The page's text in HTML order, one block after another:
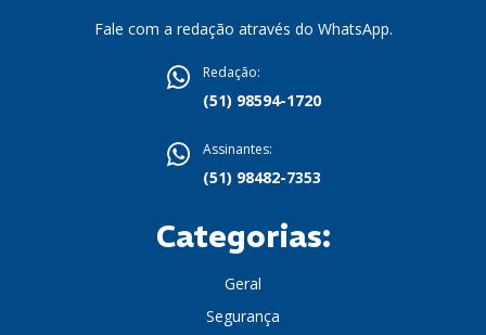
Fale com a redação através do WhatsApp.
Redação:
(51) 98594-1720
Assinantes:
(51) 98482-7353
Categorias:
Geral
Segurança